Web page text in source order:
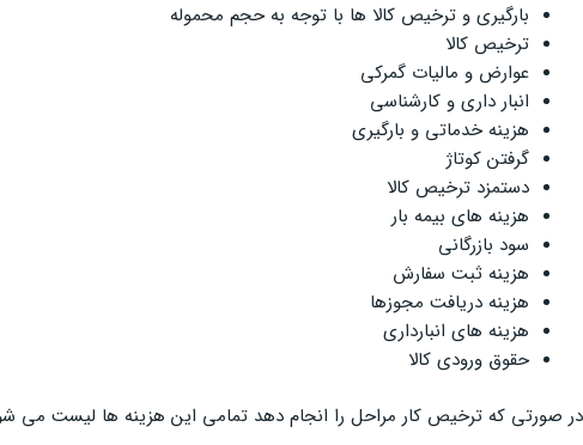
بارگیری و ترخیص کالا ها با توجه به حجم محموله
ترخیص کالا
عوارض و مالیات گمرکی
انبار داری و کارشناسی
هزینه خدماتی و بارگیری
گرفتن کوتاژ
دستمزد ترخیص کالا
هزینه های بیمه بار
سود بازرگانی
هزینه ثبت سفارش
هزینه دریافت مجوزها
هزینه های انبارداری
حقوق ورودی کالا
در صورتی که ترخیص کار مراحل را انجام دهد تمامی این هزینه ها لیست می